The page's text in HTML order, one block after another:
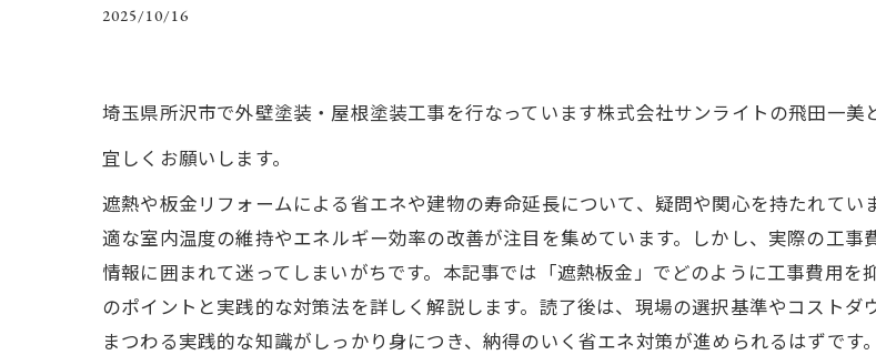
2025/10/16
埼玉県所沢市で外壁塗装・屋根塗装工事を行なっています株式会社サンライトの飛田一美
宜しくお願いします。
遮熱や板金リフォームによる省エネや建物の寿命延長について、疑問や関心を持たれて
適な室内温度の維持やエネルギー効率の改善が注目を集めています。しかし、実際の工
情報に囲まれて迷ってしまいがちです。本記事では「遮熱板金」でどのように工事費用
のポイントと実践的な対策法を詳しく解説します。読了後は、現場の選択基準やコスト
まつわる実践的な知識がしっかり身につき、納得のいく省エネ対策が進められるはずです。